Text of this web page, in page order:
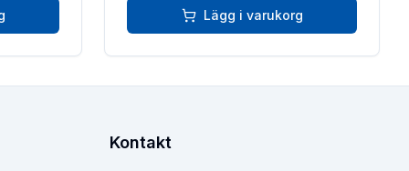
Lägg i varukorg
Kontakt